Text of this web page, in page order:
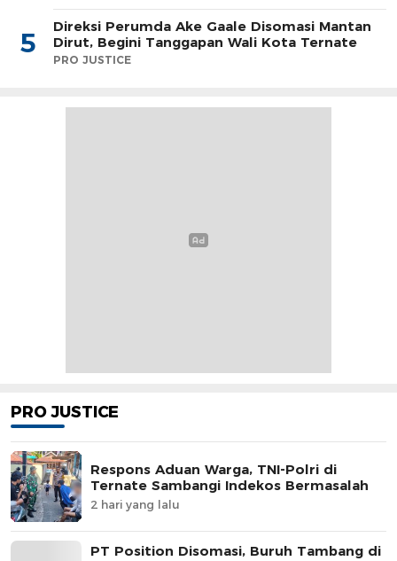
5
Direksi Perumda Ake Gaale Disomasi Mantan
Dirut, Begini Tanggapan Wali Kota Ternate
PRO JUSTICE
PRO JUSTICE
Respons Aduan Warga, TNI-Polri di
Ternate Sambangi Indekos Bermasalah
2 hari yang lalu
PT Position Disomasi, Buruh Tambang di